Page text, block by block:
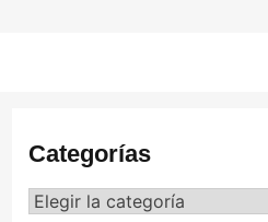
Categorías
Categorías